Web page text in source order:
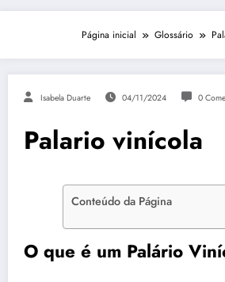
Página inicial Glossário
Isabela Duarte 04/11/2024 0
Palario vinícola
Conteúdo da Página
O que é um Palário